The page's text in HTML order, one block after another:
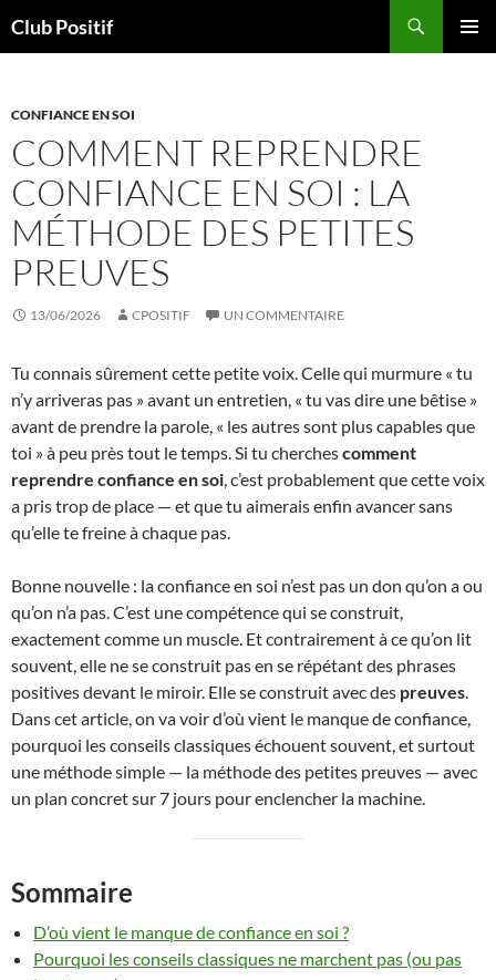
auClub Positif
CONFIANCE EN SOI
COMMENT REPRENDRE
CONFIANCE EN SOI : LA
MÉTHODE DES PETITES
PREUVES
13/06/2026 CPOSITIF UN COMMENTAIRE
Tu connais sûrement cette petite voix. Celle qui murmure « tu
n’y arriveras pas » avant un entretien, « tu vas dire une bêtise »
avant de prendre la parole, « les autres sont plus capables que
toi » à peu près tout le temps. Si tu cherchescomment
reprendre confiance en soi, c’est probablement que cette voix
a pris trop de place — et que tu aimerais enfin avancer sans
qu’elle te freine à chaque pas.
Bonne nouvelle : la confiance en soi n’est pas un don qu’on a ou
qu’on n’a pas. C’est une compétence qui se construit,
exactement comme un muscle. Et contrairement à ce qu’on lit
souvent, elle ne se construit pas en se répétant des phrases
positives devant le miroir. Elle se construit avec des preuves.
Dans cet article, on va voir d’où vient le manque de confiance,
pourquoi les conseils classiques échouent souvent, et surtout
une méthode simple — la méthode des petites preuves — avec
un plan concret sur 7 jours pour enclencher la machine.
Sommaire
D’où vient le manque de confiance en soi ?
Pourquoi les conseils classiques ne marchent pas (ou pas